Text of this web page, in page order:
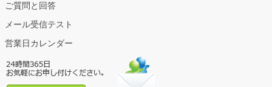
ご質問と回答
メール受信テスト
営業日カレンダー